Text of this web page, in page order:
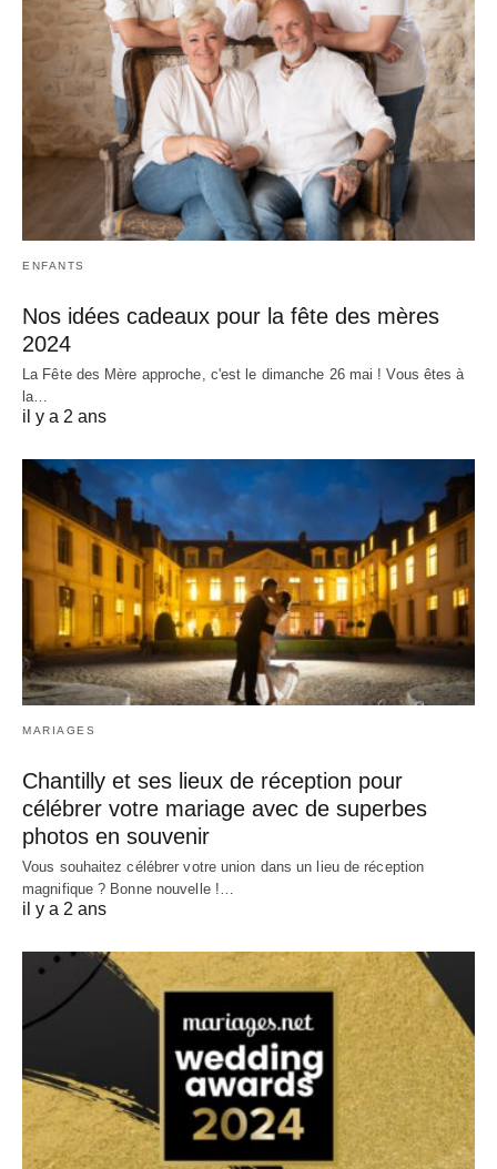
ENFANTS
Nos idées cadeaux pour la fête des mères
2024
La Fête des Mère approche, c'est le dimanche 26 mai ! Vous êtes à
la…
il y a 2 ans
MARIAGES
Chantilly et ses lieux de réception pour
célébrer votre mariage avec de superbes
photos en souvenir
Vous souhaitez célébrer votre union dans un lieu de réception
magnifique ? Bonne nouvelle !…
il y a 2 ans